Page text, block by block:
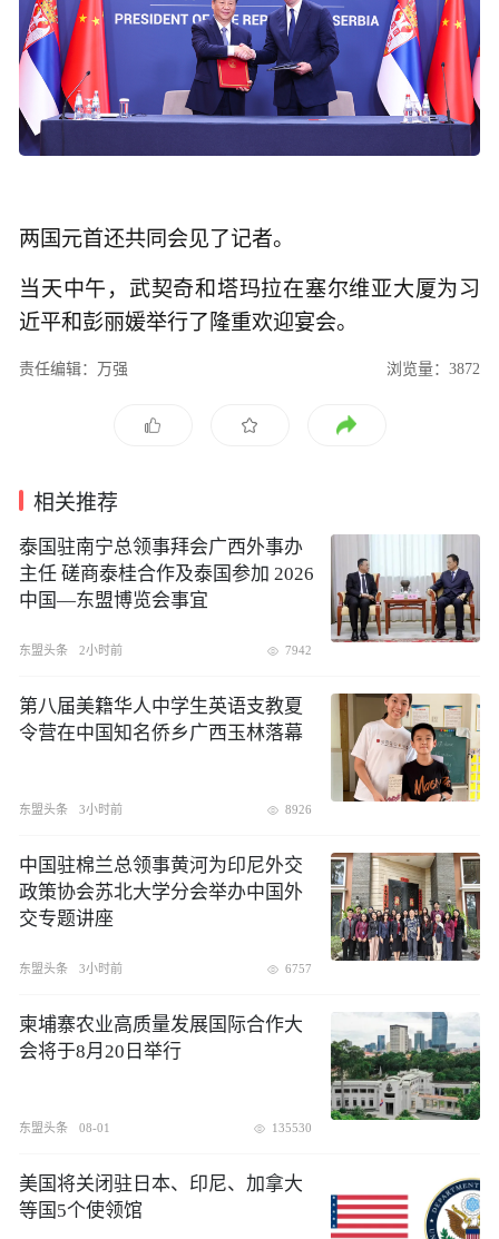
两国元首还共同会见了记者。
当天中午，武契奇和塔玛拉在塞尔维亚大厦为习
近平和彭丽媛举行了隆重欢迎宴会。
责任编辑：万强 浏览量：3872
相关推荐
泰国驻南宁总领事拜会广西外事办
主任 磋商泰桂合作及泰国参加 2026
中国—东盟博览会事宜
东盟头条 2小时前 7942
第八届美籍华人中学生英语支教夏
令营在中国知名侨乡广西玉林落幕
东盟头条 3小时前 8926
中国驻棉兰总领事黄河为印尼外交
政策协会苏北大学分会举办中国外
交专题讲座
东盟头条 3小时前 6757
柬埔寨农业高质量发展国际合作大
会将于8月20日举行
东盟头条 08-01 135530
美国将关闭驻日本、印尼、加拿大
等国5个使领馆